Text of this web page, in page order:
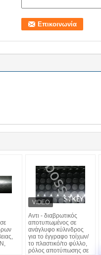
Αντι - διαβρωτικός
αποτυπωμένος σε
ανάγλυφο κύλινδρος
για το έγγραφο τοίχων/
το πλαστικό/το φύλλο,
ρόλος αποτύπωσης σε